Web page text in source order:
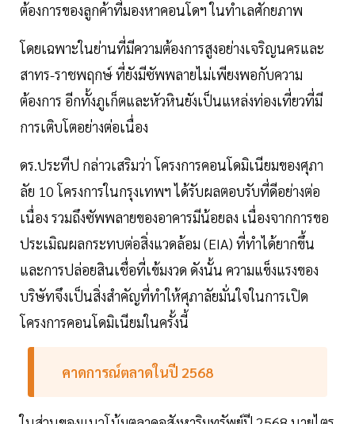
ต้องการของลูกค้าที่มองหาคอนโดฯ ในทำเลศักยภาพ
โดยเฉพาะในย่านที่มีความต้องการสูงอย่างเจริญนครและ
สาทร-ราชพฤกษ์ ที่ยังมีซัพพลายไม่เพียงพอกับความ
ต้องการ อีกทั้งภูเก็ตและหัวหินยังเป็นแหล่งท่องเที่ยวที่มี
การเติบโตอย่างต่อเนื่อง
ดร.ประทีป กล่าวเสริมว่า โครงการคอนโดมิเนียมของศุภา
ลัย 10 โครงการในกรุงเทพฯ ได้รับผลตอบรับที่ดีอย่างต่อ
เนื่อง รวมถึงซัพพลายของอาคารมีน้อยลง เนื่องจากการขอ
ประเมิณผลกระทบต่อสิ่งแวดล้อม (EIA) ที่ทำได้ยากขึ้น
และการปล่อยสินเชื่อที่เข้มงวด ดังนั้น ความแข็งแรงของ
บริษัทจึงเป็นสิ่งสำคัญที่ทำให้ศุภาลัยมั่นใจในการเปิด
โครงการคอนโดมิเนียมในครั้งนี้
คาดการณ์ตลาดในปี 2568